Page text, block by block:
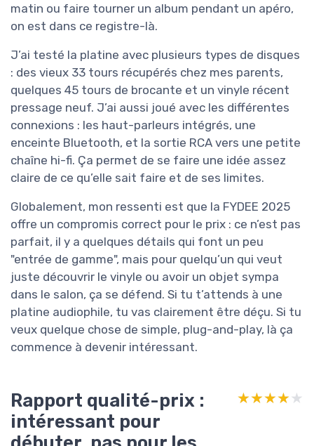
matin ou faire tourner un album pendant un apéro,
on est dans ce registre-là.
J’ai testé la platine avec plusieurs types de disques
: des vieux 33 tours récupérés chez mes parents,
quelques 45 tours de brocante et un vinyle récent
pressage neuf. J’ai aussi joué avec les différentes
connexions : les haut-parleurs intégrés, une
enceinte Bluetooth, et la sortie RCA vers une petite
chaîne hi-fi. Ça permet de se faire une idée assez
claire de ce qu’elle sait faire et de ses limites.
Globalement, mon ressenti est que la FYDEE 2025
offre un compromis correct pour le prix : ce n’est pas
parfait, il y a quelques détails qui font un peu
"entrée de gamme", mais pour quelqu’un qui veut
juste découvrir le vinyle ou avoir un objet sympa
dans le salon, ça se défend. Si tu t’attends à une
platine audiophile, tu vas clairement être déçu. Si tu
veux quelque chose de simple, plug-and-play, là ça
commence à devenir intéressant.
Rapport qualité-prix :
intéressant pour
★★★★★
★★★★★